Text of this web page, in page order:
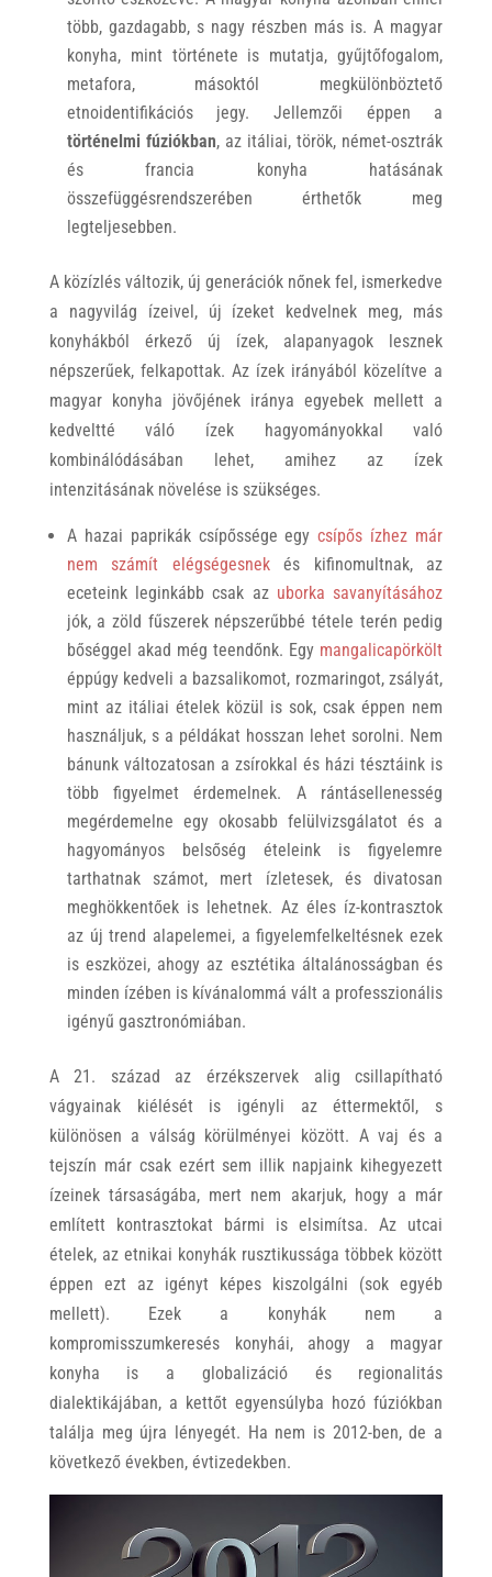
több, gazdagabb, s nagy részben más is. A magyar
konyha, mint története is mutatja, gyűjtőfogalom,
metafora, másoktól megkülönböztető
etnoidentifikációs jegy. Jellemzői éppen a
történelmi fúziókban, az itáliai, török, német-osztrák
és francia konyha hatásának
összefüggésrendszerében érthetők meg
legteljesebben.
A közízlés változik, új generációk nőnek fel, ismerkedve
a nagyvilág ízeivel, új ízeket kedvelnek meg, más
konyhákból érkező új ízek, alapanyagok lesznek
népszerűek, felkapottak. Az ízek irányából közelítve a
magyar konyha jövőjének iránya egyebek mellett a
kedveltté váló ízek hagyományokkal való
kombinálódásában lehet, amihez az ízek
intenzitásának növelése is szükséges.
A hazai paprikák csípőssége egycsípős ízhez már
nem számít elégségesnekés kifinomultnak, az
eceteink leginkább csak az uborka savanyításához
jók, a zöld fűszerek népszerűbbé tétele terén pedig
bőséggel akad még teendőnk. Egy mangalicapörkölt
éppúgy kedveli a bazsalikomot, rozmaringot, zsályát,
mint az itáliai ételek közül is sok, csak éppen nem
használjuk, s a példákat hosszan lehet sorolni. Nem
bánunk változatosan a zsírokkal és házi tésztáink is
több figyelmet érdemelnek. A rántásellenesség
megérdemelne egy okosabb felülvizsgálatot és a
hagyományos belsőség ételeink is figyelemre
tarthatnak számot, mert ízletesek, és divatosan
meghökkentőek is lehetnek. Az éles íz-kontrasztok
az új trend alapelemei, a figyelemfelkeltésnek ezek
is eszközei, ahogy az esztétika általánosságban és
minden ízében is kívánalommá vált a professzionális
igényű gasztronómiában.
A 21. század az érzékszervek alig csillapítható
vágyainak kiélését is igényli az éttermektől, s
különösen a válság körülményei között. A vaj és a
tejszín már csak ezért sem illik napjaink kihegyezett
ízeinek társaságába, mert nem akarjuk, hogy a már
említett kontrasztokat bármi is elsimítsa. Az utcai
ételek, az etnikai konyhák rusztikussága többek között
éppen ezt az igényt képes kiszolgálni (sok egyéb
mellett). Ezek a konyhák nem a
kompromisszumkeresés konyhái, ahogy a magyar
konyha is a globalizáció és regionalitás
dialektikájában, a kettőt egyensúlyba hozó fúziókban
találja meg újra lényegét. Ha nem is 2012-ben, de a
következő években, évtizedekben.